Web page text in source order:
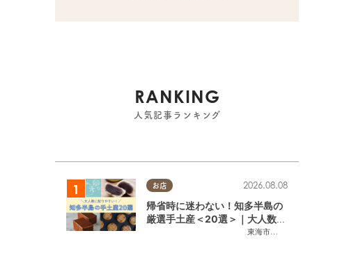
RANKING
人気記事ランキング
お店
東海市
,大府市
2026.08.08
帰省時に迷わない！知多半島の
厳選手土産＜20選＞｜大人数に
配りやすい個包装ギフト